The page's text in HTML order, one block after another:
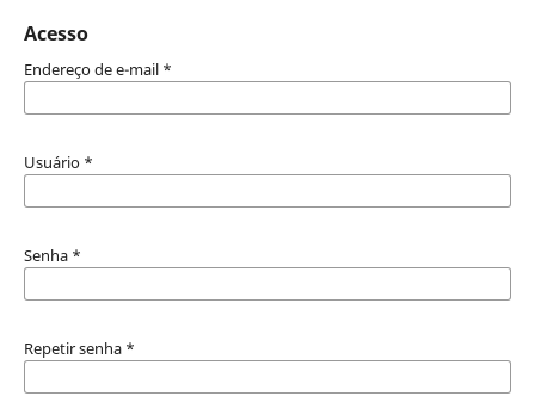
Acesso
Endereço de e-mail *
Usuário *
Senha *
Repetir senha *